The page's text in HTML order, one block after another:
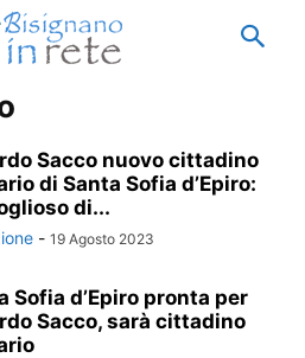
Sacco nuovo cittadino
di Santa Sofia d’Epiro:
di...
- 19 Agosto 2023
Sofia d’Epiro pronta per
Sacco, sarà cittadino